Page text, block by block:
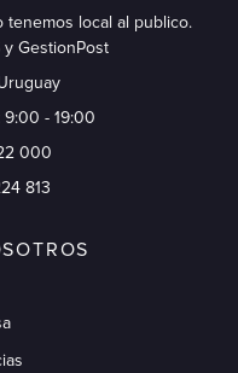
tenemos local al publico.
y GestionPost
9:00 - 19:00
000
813